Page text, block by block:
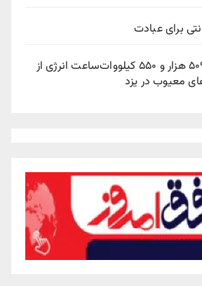
برای عبادت
احصا دو میلیون و ۵۰۹ هزار و ۵۵۰ کیلووات‌ساعت انرژی از
معیوب در یزد